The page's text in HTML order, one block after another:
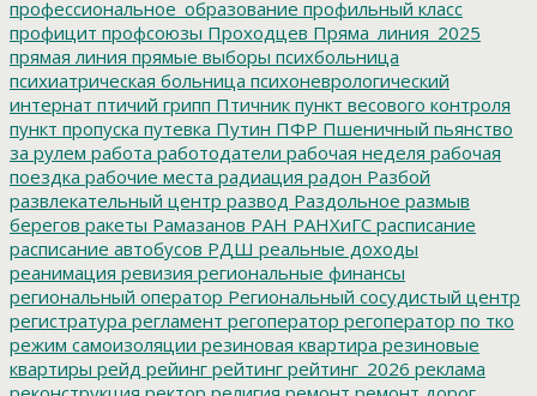
профессиональное_образование профильный класс
профицит профсоюзы Проходцев Пряма_линия_2025
прямая линия прямые выборы психбольница
психиатрическая больница психоневрологический
интернат птичий грипп Птичник пункт весового контроля
пункт пропуска путевка Путин ПФР Пшеничный пьянство
за рулем работа работодатели рабочая неделя рабочая
поездка рабочие места радиация радон Разбой
развлекательный центр развод Раздольное размыв
берегов ракеты Рамазанов РАН РАНХиГС расписание
расписание автобусов РДШ реальные доходы
реанимация ревизия региональные финансы
региональный оператор Региональный сосудистый центр
регистратура регламент регоператор регоператор по тко
режим самоизоляции резиновая квартира резиновые
квартиры рейд рейинг рейтинг рейтинг_2026 реклама